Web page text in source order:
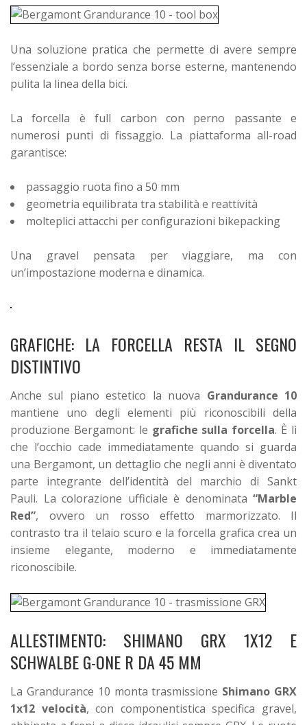
Una soluzione pratica che permette di avere sempre
l’essenziale a bordo senza borse esterne, mantenendo
pulita la linea della bici.
La forcella è full carbon con perno passante e
numerosi punti di fissaggio. La piattaforma all-road
garantisce:
passaggio ruota fino a 50 mm
geometria equilibrata tra stabilità e reattività
molteplici attacchi per configurazioni bikepacking
Una gravel pensata per viaggiare, ma con
un’impostazione moderna e dinamica.
GRAFICHE: LA FORCELLA RESTA IL SEGNO
DISTINTIVO
Anche sul piano estetico la nuova Grandurance 10
mantiene uno degli elementi più riconoscibili della
produzione Bergamont: le grafiche sulla forcella. È lì
che l’occhio cade immediatamente quando si guarda
una Bergamont, un dettaglio che negli anni è diventato
parte integrante dell’identità del marchio di Sankt
Pauli. La colorazione ufficiale è denominata “Marble
Red”, ovvero un rosso effetto marmorizzato. Il
contrasto tra il telaio scuro e la forcella grafica crea un
insieme elegante, moderno e immediatamente
riconoscibile.
ALLESTIMENTO: SHIMANO GRX 1X12 E
SCHWALBE G-ONE R DA 45 MM
La Grandurance 10 monta trasmissione Shimano GRX
1x12 velocità, con componentistica specifica gravel,